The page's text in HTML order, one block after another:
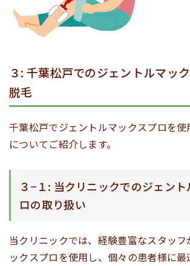
３: 千葉松戸でのジェントルマッ
脱毛
千葉松戸でジェントルマックスプロを
についてご紹介します。
３−１: 当クリニックでのジェン
ロの取り扱い
当クリニックでは、経験豊富なスタッ
ックスプロを使用し、個々の患者様に